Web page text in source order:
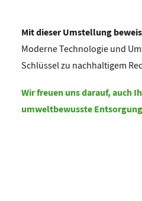
Mit dieser Umstellung
Moderne Technologie und
Schlüssel zu nachhaltigem
Wir freuen uns darauf, auch
umweltbewusste